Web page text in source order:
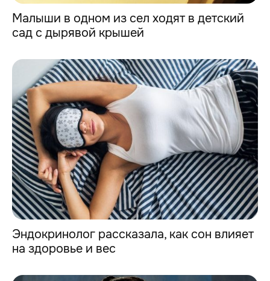
Малыши в одном из сел ходят в детский
сад с дырявой крышей
Эндокринолог рассказала, как сон влияет
на здоровье и вес